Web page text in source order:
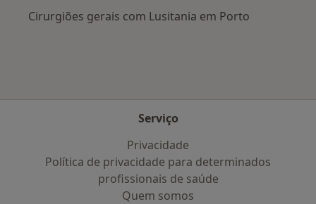
Cirurgiões gerais com Lusitania em Porto
Serviço
Privacidade
Política de privacidade para determinados
profissionais de saúde
Quem somos